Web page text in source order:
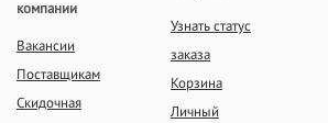
компании
Вакансии
Поставщикам
Скидочная
Узнать статус
заказа
Корзина
Личный